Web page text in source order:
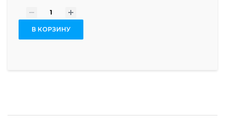
- +
В КОРЗИНУ